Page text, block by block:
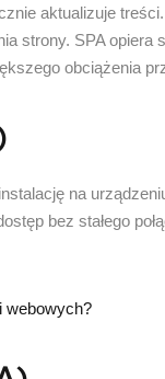
aktualizuje
strony. SPA
obciążenia
na
bez stałego
webowych?